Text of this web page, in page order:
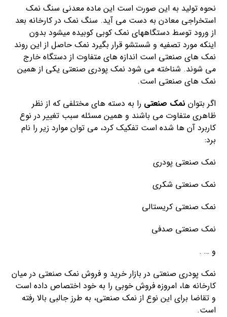
نحوه تولید به این صورت است این ماده معدنی سنگ نمک
استخراجی معادن به دست می آید. سنگ نمک در کارخانه بعد
از ورود توسط دستگاههای نمک کوبی کوبیده میشود بدون
اینکه مورد تصفیه و شستشو قرار بگیرد نمک حاصل از این روند
نمک های صنعتی است اندازه های متفاوت از دستگاه خارج
می شوند. شناخته می شود نمک پودری صنعتی یکی از همین
نمک های صنعتی است.
اگر بتوان نمک صنعتی را به دسته های مختلفی که از نظر
ظاهری متفاوت می باشند و همین مسئله سبب تغییر در نوع
کاربرد آن ها شده است تفکیک کرد، می توان موارد زیر را نام
برد:
نمک صنعتی پودری
نمک صنعتی شکری
نمک صنعتی کریستالی
نمک صنعتی صدفی
و … .
نمک پودری صنعتی در بازار خرید و فروش نمک صنعتی در میان
کارخانه ها، امروزه فروش خوبی را به خود اختصاص داده است
و تقاضا برای این نوع از نمک صنعتی، به طرز جالبی بالا رفته
است.